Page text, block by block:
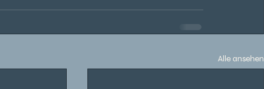
Alle ansehen